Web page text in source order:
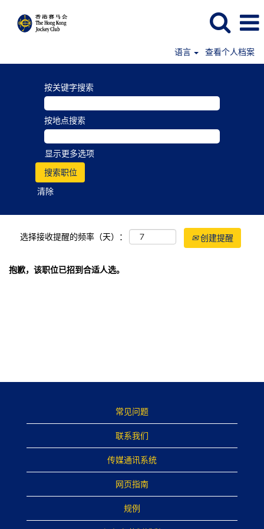
语言 查看个人档案
按关键字搜索
按地点搜索
显示更多选项
清除
选择接收提醒的频率（天）： 创建提醒
抱歉，该职位已招到合适人选。
常见问题
联系我们
传媒通讯系统
网页指南
规例